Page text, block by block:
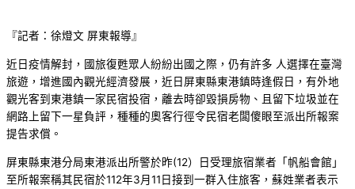
『記者：徐燈文 屏東報導』
近日疫情解封，國旅復甦眾人紛紛出國之際，仍有許多 人選擇在臺灣
旅遊，增進國內觀光經濟發展，近日屏東縣東港鎮時逢假日，有外地
觀光客到東港鎮一家民宿投宿，離去時卻毀損房物、且留下垃圾並在
網路上留下一星負評，種種的奧客行徑令民宿老闆傻眼至派出所報案
提告求償。
屏東縣東港分局東港派出所警於昨(12）日受理旅宿業者「帆船會館」
至所報案稱其民宿於112年3月11日接到一群入住旅客，蘇姓業者表示